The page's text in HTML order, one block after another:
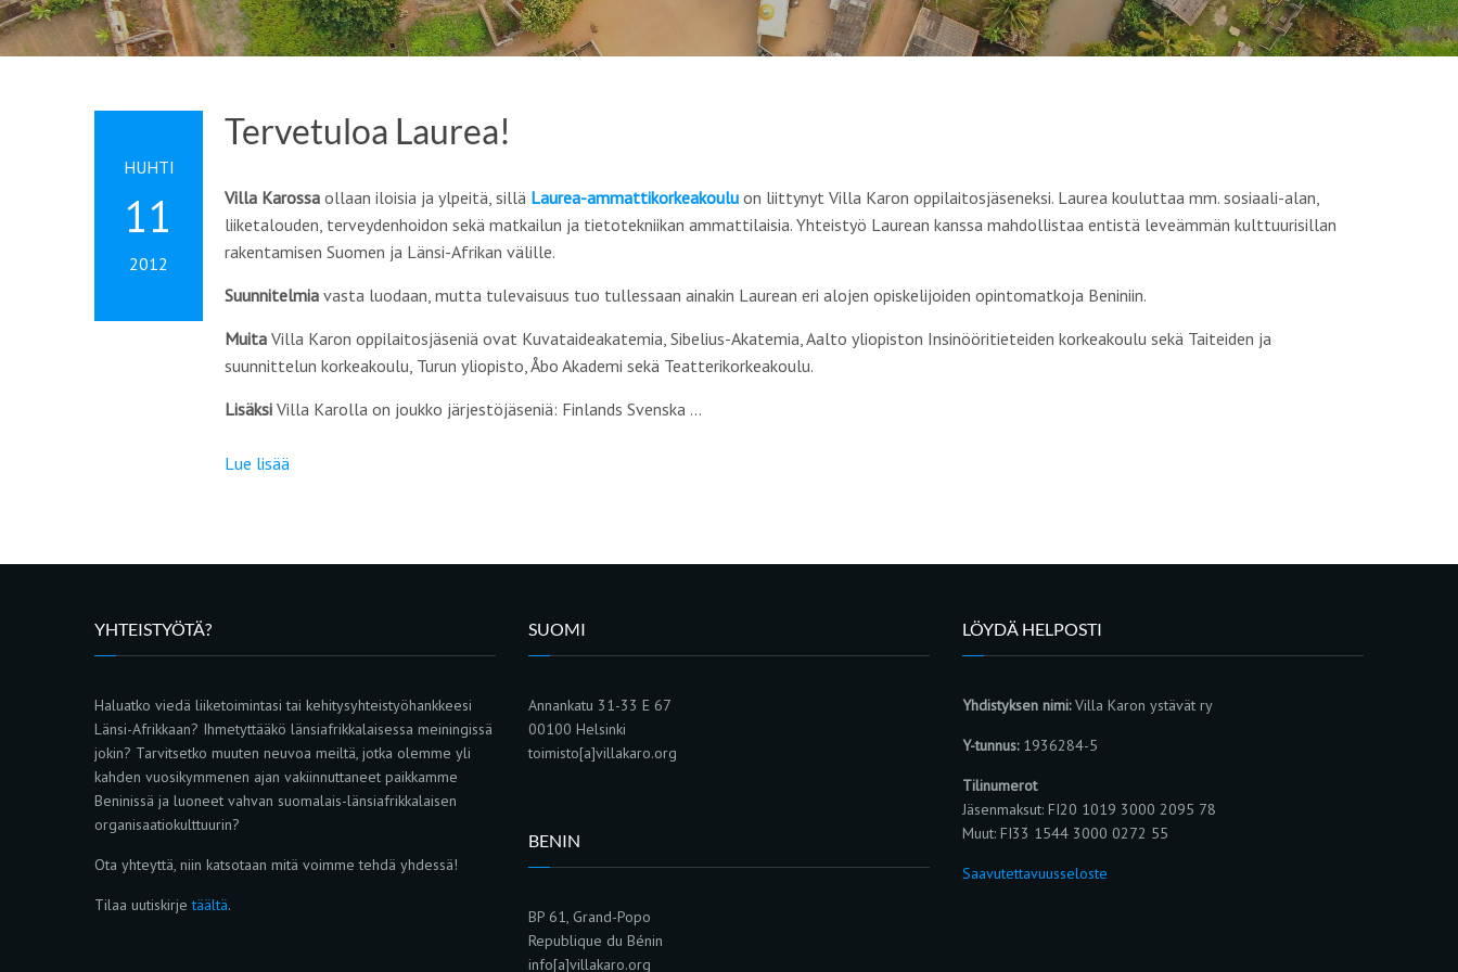
HUHTI
11
2012
Tervetuloa Laurea!
Villa Karossa ollaan iloisia ja ylpeitä, sillä Laurea-ammattikorkeakoulu on liittynyt Villa Karon oppilaitosjäseneksi. Laurea kouluttaa mm. sosiaali-alan,
liiketalouden, terveydenhoidon sekä matkailun ja tietotekniikan ammattilaisia. Yhteistyö Laurean kanssa mahdollistaa entistä leveämmän kulttuurisillan
rakentamisen Suomen ja Länsi-Afrikan välille.
Suunnitelmia vasta luodaan, mutta tulevaisuus tuo tullessaan ainakin Laurean eri alojen opiskelijoiden opintomatkoja Beniniin.
Muita Villa Karon oppilaitosjäseniä ovat Kuvataideakatemia, Sibelius-Akatemia, Aalto yliopiston Insinööritieteiden korkeakoulu sekä Taiteiden ja
suunnittelun korkeakoulu, Turun yliopisto, Åbo Akademi sekä Teatterikorkeakoulu.
Lisäksi Villa Karolla on joukko järjestöjäseniä: Finlands Svenska …
Lue lisää
YHTEISTYÖTÄ?
Haluatko viedä liiketoimintasi tai kehitysyhteistyöhankkeesi
Länsi-Afrikkaan? Ihmetyttääkö länsiafrikkalaisessa meiningissä
jokin? Tarvitsetko muuten neuvoa meiltä, jotka olemme yli
kahden vuosikymmenen ajan vakiinnuttaneet paikkamme
Beninissä ja luoneet vahvan suomalais-länsiafrikkalaisen
organisaatiokulttuurin?
Ota yhteyttä, niin katsotaan mitä voimme tehdä yhdessä!
Tilaa uutiskirjetäältä.
SUOMI
Annankatu 31-33 E 67
00100 Helsinki
toimisto[a]villakaro.org
BENIN
BP 61, Grand-Popo
Republique du Bénin
info[a]villakaro.org
LÖYDÄ HELPOSTI
Yhdistyksen nimi:Villa Karon ystävät ry
Y-tunnus:1936284-5
Tilinumerot
Jäsenmaksut: FI20 1019 3000 2095 78
Muut: FI33 1544 3000 0272 55
Saavutettavuusseloste